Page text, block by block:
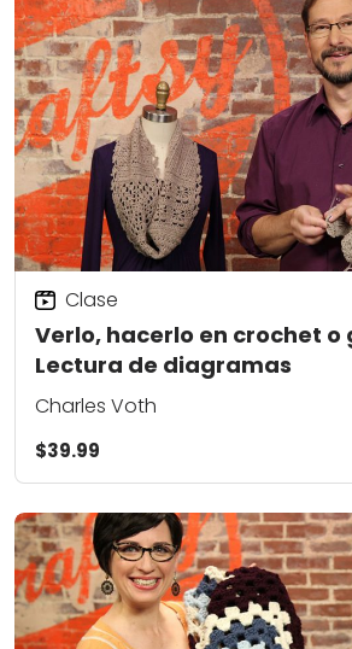
Verlo, hacerlo en crochet o
Lectura de diagramas
Clase
Charles Voth
$39.99